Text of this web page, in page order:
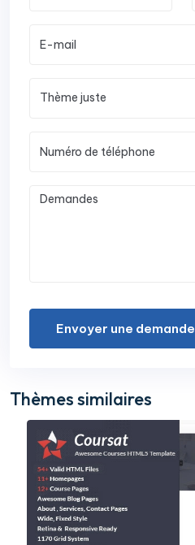
Envoyer une demande
Thèmes similaires